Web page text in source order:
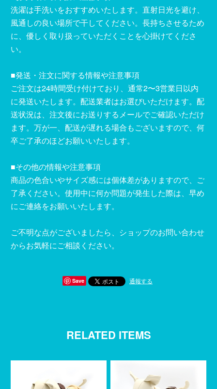
洗濯は手洗いをおすすめいたします。直射日光を避け、
風通しの良い場所で干してください。長持ちさせるため
に、優しく取り扱っていただくことを心掛けてくださ
い。
■発送・注文に関する情報や注意事項
ご注文は24時間受け付けており、通常2〜3営業日以内
に発送いたします。配送業者はお選びいただけます。配
送状況は、注文後にお送りするメールでご確認いただけ
ます。万が一、配送が遅れる場合もございますので、何
卒ご了承のほどお願いいたします。
■その他の情報や注意事項
商品の色合いやサイズ感には個体差がありますので、ご
了承ください。使用中に何か問題が発生した際は、早め
にご連絡をお願いいたします。
ご不明な点がございましたら、ショップのお問い合わせ
からお気軽にご相談ください。
Save 通報する
RELATED ITEMS